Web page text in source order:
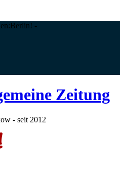
-
Zeitung
- seit 2012